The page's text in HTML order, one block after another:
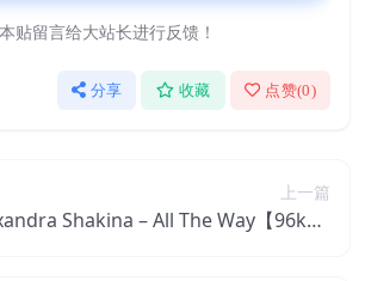
贴留言给大站长进行反馈！
分享 收藏 点赞(0)
上一篇
Shakina – All The Way【96kHz